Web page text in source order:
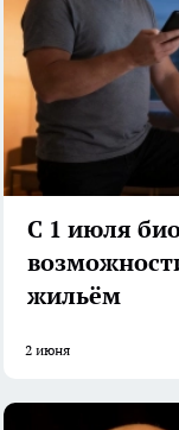
С 1 июля
жильём
2 июня